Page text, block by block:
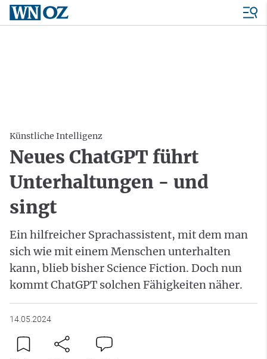
Künstliche Intelligenz
Neues ChatGPT führt
Unterhaltungen - und
singt
Ein hilfreicher Sprachassistent, mit dem man
sich wie mit einem Menschen unterhalten
kann, blieb bisher Science Fiction. Doch nun
kommt ChatGPT solchen Fähigkeiten näher.
14.05.2024